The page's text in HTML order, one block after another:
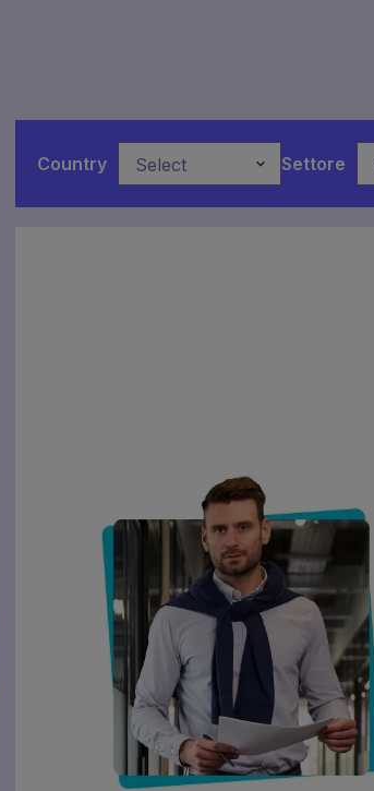
Country Select Settore